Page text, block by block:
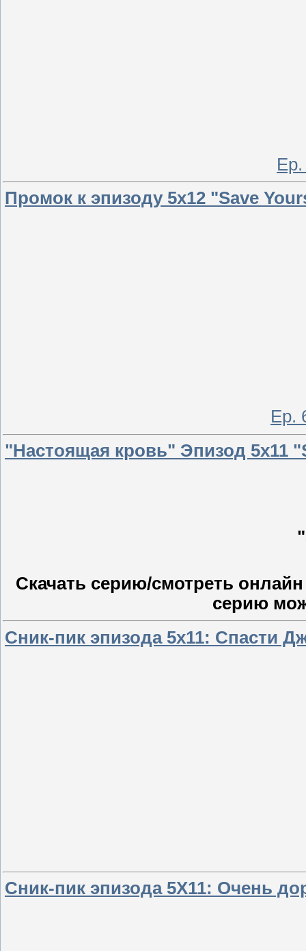
Промок к эпизоду 5х12 "Save
Ep.
"Настоящая кровь" Эпизод 5х11
Скачать серию/смотреть
серию
Сник-пик эпизода 5х11: Спасти
Сник-пик эпизода 5Х11: Очень